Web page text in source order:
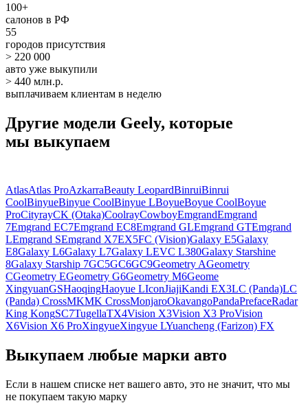
100+
салонов в РФ
55
городов присутствия
> 220 000
авто уже выкупили
> 440 млн.р.
выплачиваем клиентам в неделю
Другие модели Geely, которые
мы выкупаем
AtlasAtlas ProAzkarraBeauty LeopardBinruiBinrui
CoolBinyueBinyue CoolBinyue LBoyueBoyue CoolBoyue
ProCityrayCK (Otaka)CoolrayCowboyEmgrandEmgrand
7Emgrand EC7Emgrand EC8Emgrand GLEmgrand GTEmgrand
LEmgrand SEmgrand X7EX5FC (Vision)Galaxy E5Galaxy
E8Galaxy L6Galaxy L7Galaxy LEVC L380Galaxy Starshine
8Galaxy Starship 7GC5GC6GC9Geometry AGeometry
CGeometry EGeometry G6Geometry M6Geome
XingyuanGSHaoqingHaoyue LIconJiajiKandi EX3LC (Panda)LC
(Panda) CrossMKMK CrossMonjaroOkavangoPandaPrefaceRadar
King KongSC7TugellaTX4Vision X3Vision X3 ProVision
X6Vision X6 ProXingyueXingyue LYuancheng (Farizon) FX
Выкупаем любые марки авто
Если в нашем списке нет вашего авто, это не значит, что мы
не покупаем такую марку